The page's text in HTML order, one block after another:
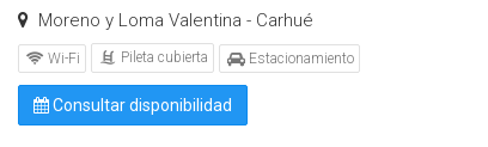
Moreno y Loma Valentina - Carhué
Wi-Fi Pileta cubierta Estacionamiento
Consultar disponibilidad